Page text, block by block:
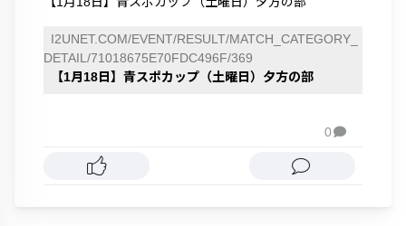
I2UNET.COM/EVENT/RESULT/MATCH_CATEGORY_
DETAIL/71018675E70FDC496F/369
【1月18日】青スポカップ（土曜日）夕方の部
0